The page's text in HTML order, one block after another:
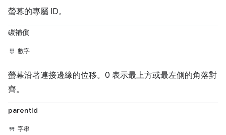
螢幕的專屬 ID。
碳補償
數字
螢幕沿著連接邊緣的位移。0 表示最上方或最左側的角落對
齊。
parentId
字串